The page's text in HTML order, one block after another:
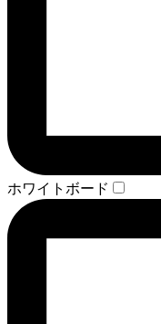
ホワイトボード